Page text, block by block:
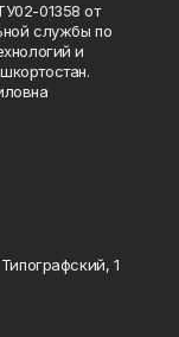
01358 от
службы по
и
1